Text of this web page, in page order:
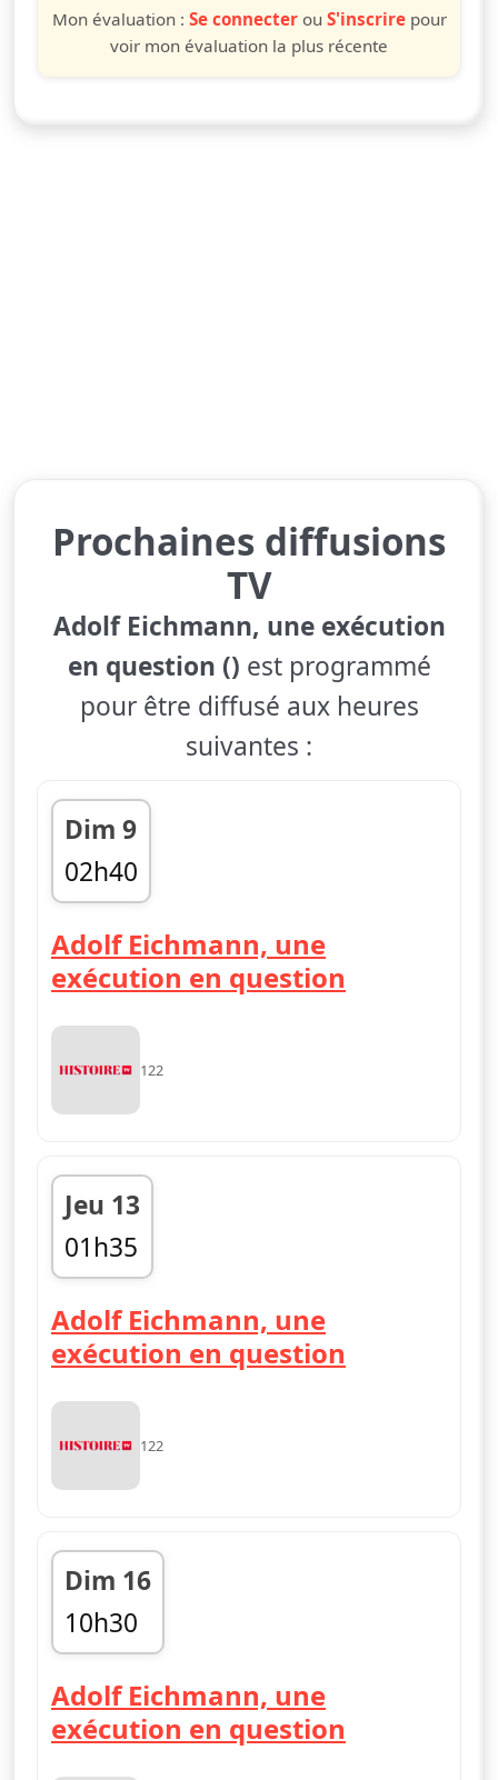
Mon évaluation : Se connecterou S'inscrirepour
voir mon évaluation la plus récente
Prochaines diffusions
TV
Adolf Eichmann, une exécution
en question () est programmé
pour être diffusé aux heures
suivantes :
Dim 9
02h40
03h40
Adolf Eichmann, une
exécution en question
122
Jeu 13
01h35
02h35
Adolf Eichmann, une
exécution en question
122
Dim 16
10h30
11h35
Adolf Eichmann, une
exécution en question